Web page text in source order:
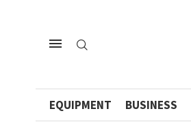
EQUIPMENT BUSINESS